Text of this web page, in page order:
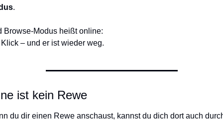
.
Browse-Modus heißt online:
– und er ist wieder weg.
ist kein Rewe
du dir einen Rewe anschaust, kannst du dich dort auch